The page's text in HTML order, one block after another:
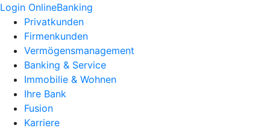
Login OnlineBanking
Privatkunden
Firmenkunden
Vermögensmanagement
Banking & Service
Immobilie & Wohnen
Ihre Bank
Fusion
Karriere